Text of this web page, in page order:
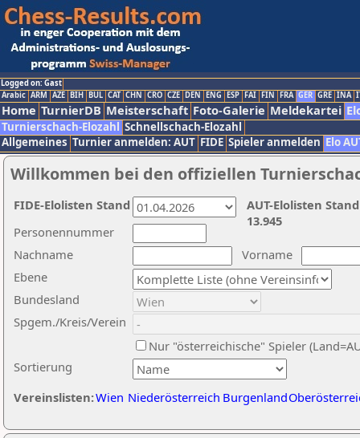
Logged on: Gast
Arabic ARM AZE BIH BUL CAT CHN CRO CZE DEN ENG ESP FAI FIN FRA GER GRE INA
Home TurnierDB Meisterschaft Foto-Galerie Meldekartei
Turnierschach-Elozahl Schnellschach-Elozahl
Allgemeines Turnier anmelden: AUT FIDE Spieler anmelden Elo
Willkommen bei den offiziellen
Nachname
Vorname
Ebene
Sortierung
Personennummer
Bundesland
Spgem./Kreis/Verein
Nur "österreichische" Spieler
Vereinslisten:Wien Niederösterreich Burgenland
AUT-Elolisten
13.945
FIDE-Elolisten Stand